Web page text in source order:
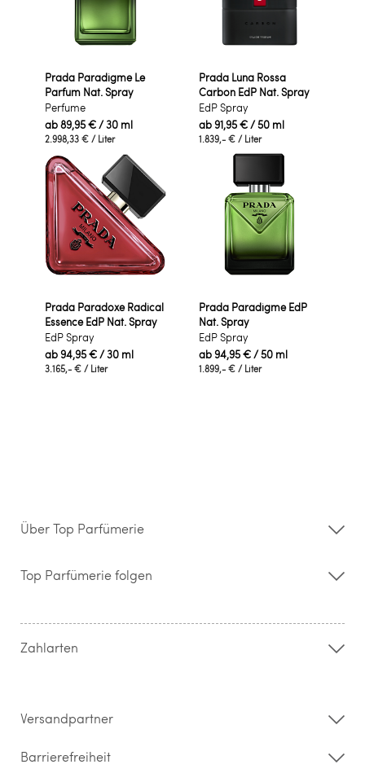
Prada Paradigme Le
Parfum Nat. Spray
Perfume
ab89,95 €/ 30 ml
2.998,33 € / Liter
Prada Luna Rossa
Carbon EdP Nat. Spray
EdP Spray
ab91,95 €/ 50 ml
1.839,- € / Liter
Prada Paradoxe Radical
Essence EdP Nat. Spray
EdP Spray
ab94,95 €/ 30 ml
3.165,- € / Liter
Prada Paradigme EdP
Nat. Spray
EdP Spray
ab94,95 €/ 50 ml
1.899,- € / Liter
Über Top Parfümerie
Storefinder
Kontakt
Widerrufsrecht & Rückgabebedingungen
Top Parfümerie folgen
Zahlarten
Versandpartner
Barrierefreiheit